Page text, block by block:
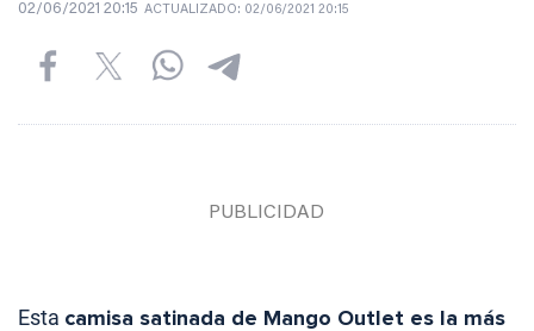
02/06/2021 20:15 ACTUALIZADO: 02/06/2021 20:15
Esta camisa satinada de Mango Outlet es la más